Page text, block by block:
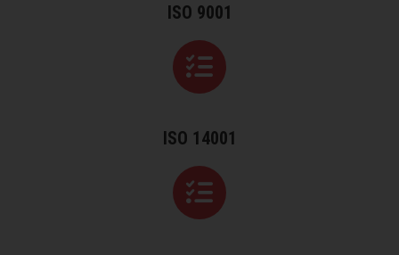
ISO 9001
ISO 14001